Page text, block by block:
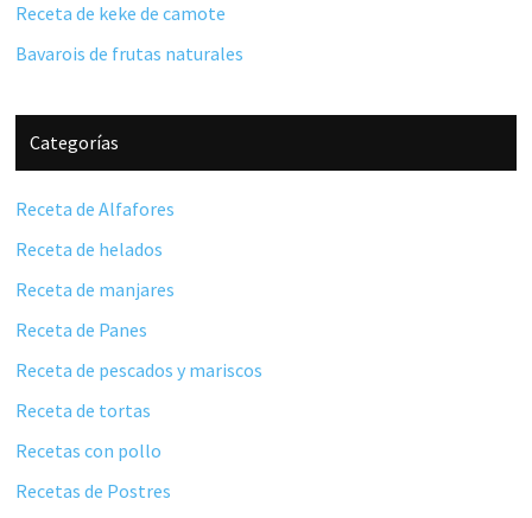
Receta de keke de camote
Bavarois de frutas naturales
Categorías
Receta de Alfafores
Receta de helados
Receta de manjares
Receta de Panes
Receta de pescados y mariscos
Receta de tortas
Recetas con pollo
Recetas de Postres